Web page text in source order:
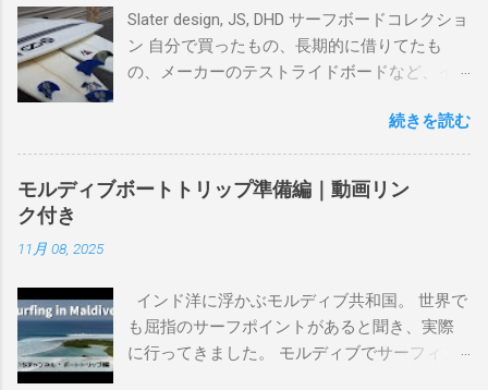
Slater design, JS, DHD サーフボードコレクショ
ン 自分で買ったもの、長期的に借りてたも
の、メーカーのテストライドボードなど、イ
を書き残しているページです。 記録と残して
るので、過去のボードたちはもうすでに人に
譲って、手元に無いのがほとんどだけど。 色
んなサーフボードに乗って、サーフィンの世
ーメイドビーチ 最もロングライドしてきたポ
イント スナッパー、レインボーベイ、グリ
ーンマウント、クーリービーチ、キラ、レノ
続きを読む
モルディブボートトリップ準備編｜動画リン
ク付き
11月 08, 2025
インド洋に浮かぶモルディブ共和国。 世界で
も屈指のサーフポイントがあると聞き、実際
に行ってきました。 モルディブでサーフィン